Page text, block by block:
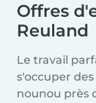
Offres
Reuland
Le travail
s'occuper
nounou près